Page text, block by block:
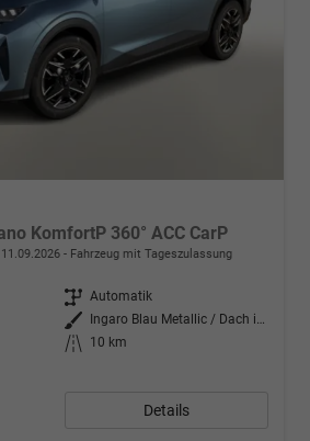
KomfortP 360° ACC CarP
11.09.2026 Fahrzeug mit Tageszulassung
Getriebe Automatik
Außenfarbe
Ingaro Blau Metallic / Dach in P
Kilometerstand
10 km
Details